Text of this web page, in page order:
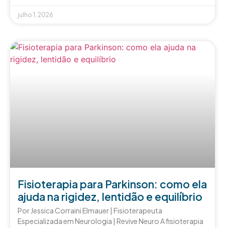
julho 1, 2026
Fisioterapia para Parkinson: como ela
ajuda na rigidez, lentidão e equilíbrio
Por Jessica Corraini Elmauer | Fisioterapeuta
Especializada em Neurologia | Revive Neuro A fisioterapia